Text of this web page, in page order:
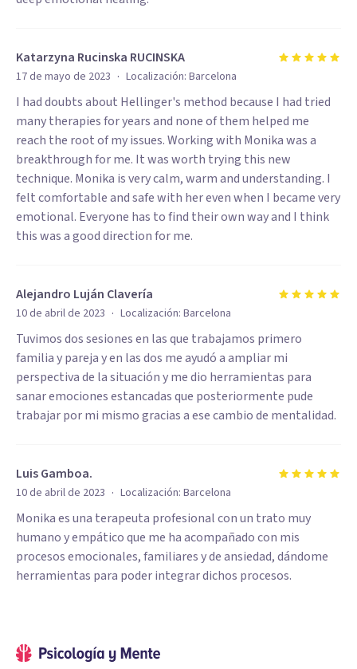
Katarzyna Rucinska RUCINSKA
17 de mayo de 2023 · Localización: Barcelona
I had doubts about Hellinger's method because I had tried
many therapies for years and none of them helped me
reach the root of my issues. Working with Monika was a
breakthrough for me. It was worth trying this new
technique. Monika is very calm, warm and understanding. I
felt comfortable and safe with her even when I became very
emotional. Everyone has to find their own way and I think
this was a good direction for me.
Alejandro Luján Clavería
10 de abril de 2023 · Localización: Barcelona
Tuvimos dos sesiones en las que trabajamos primero
familia y pareja y en las dos me ayudó a ampliar mi
perspectiva de la situación y me dio herramientas para
sanar emociones estancadas que posteriormente pude
trabajar por mi mismo gracias a ese cambio de mentalidad.
Luis Gamboa.
10 de abril de 2023 · Localización: Barcelona
Monika es una terapeuta profesional con un trato muy
humano y empático que me ha acompañado con mis
procesos emocionales, familiares y de ansiedad, dándome
herramientas para poder integrar dichos procesos.